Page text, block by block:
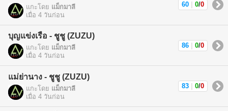
แกะโดย แม็กมาลี
เมื่อ 4 วันก่อน
60 0/0
บุญแข่งเรือ - ชูชู (ZUZU)
แกะโดย แม็กมาลี
เมื่อ 4 วันก่อน
86 0/0
แม่ย่านาง - ชูชู (ZUZU)
แกะโดย แม็กมาลี
เมื่อ 4 วันก่อน
83 0/0